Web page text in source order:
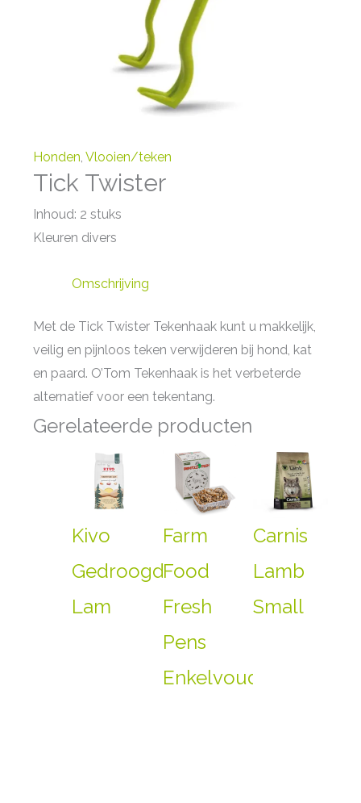
Honden Vlooien/teken
Tick Twister
Inhoud: 2 stuks
Kleuren divers
Omschrijving
Met de Tick Twister Tekenhaak kunt u makkelijk,
veilig en pijnloos teken verwijderen bij hond, kat
en paard. O’Tom Tekenhaak is het verbeterde
alternatief voor een tekentang.
Gerelateerde producten
Kivo
Gedroogde
Lam
Farm
Food
Fresh
Pens
Enkelvoudig
Carnis
Lamb
Small